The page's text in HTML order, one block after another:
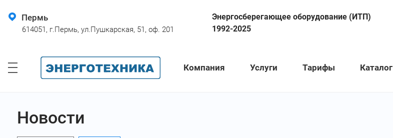
Пермь
614051, г.Пермь, ул.Пушкарская, 51, оф. 201
Энергосберегающее оборудование (ИТП)
1992-2025
Компания Услуги Тарифы Каталог
Новости